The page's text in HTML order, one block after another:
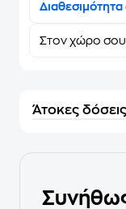
Στον χώρο σου
Άτοκες